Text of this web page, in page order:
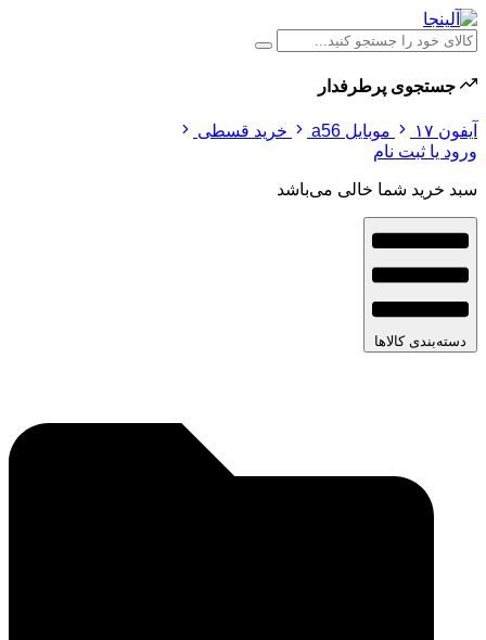
جستجوی پرطرفدار
آیفون ۱۷ موبایل a56
خرید قسطی
ورود یا ثبت نام
سبد خرید شما خالی می‌باشد
دسته‌بندی کالاها